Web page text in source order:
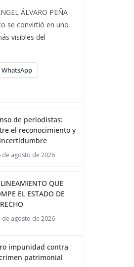
ÁLVARO PEÑA
se convirtió en uno
visibles del
WhatsApp
de periodistas:
el reconocimiento y
de agosto de 2026
QUE
EL ESTADO DE
de agosto de 2026
impunidad contra
patrimonial